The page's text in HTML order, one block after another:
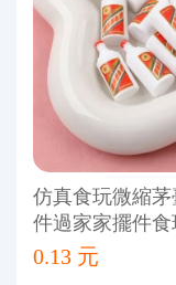
仿真食玩微縮
件過家家擺件食
0.13 元